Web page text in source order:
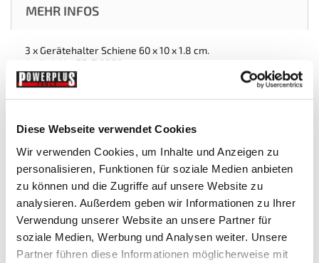
Diese Webseite verwendet Cookies
Wir verwenden Cookies, um Inhalte und Anzeigen zu
personalisieren, Funktionen für soziale Medien anbieten
zu können und die Zugriffe auf unsere Website zu
analysieren. Außerdem geben wir Informationen zu Ihrer
Verwendung unserer Website an unsere Partner für
soziale Medien, Werbung und Analysen weiter. Unsere
Partner führen diese Informationen möglicherweise mit
MEHR INFOS
3 x Gerätehalter Schiene 60 x 10 x 1.8 cm.
Artikel-Nr.: PP-T 0850
Haken Länge: 4 cm.
Artikel-Nr: PP-T 0859
3 x Einzelwandhaken Gerätehalter
Artikel-Nr: PP-T 0858
1 x Doppelwandhaken Gerätehalter